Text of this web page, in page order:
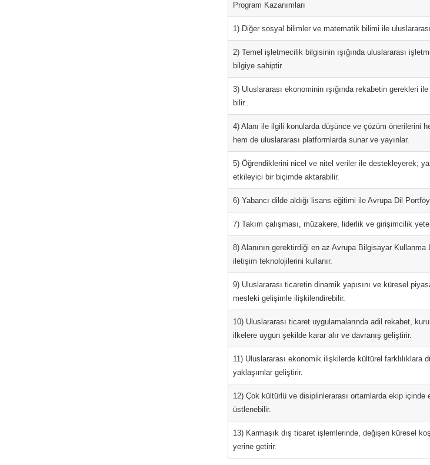
Program Kazanımları
1) Diğer sosyal bilimler ve matematik bilimi ile
2) Temel işletmecilik bilgisinin ışığında uluslararası
bilgiye sahiptir.
3) Uluslararası ekonominin ışığında rekabetin gerekleri
bilir..
4) Alanı ile ilgili konularda düşünce ve çözüm önerilerini
hem de uluslararası platformlarda sunar ve yayınlar.
5) Öğrendiklerini nicel ve nitel veriler ile destekleyerek;
etkileyici bir biçimde aktarabilir.
6) Yabancı dilde aldığı lisans eğitimi ile Avrupa Dil
7) Takım çalışması, müzakere, liderlik ve girişimcilik
8) Alanının gerektirdiği en az Avrupa Bilgisayar
iletişim teknolojilerini kullanır.
9) Uluslararası ticaretin dinamik yapısını ve küresel
mesleki gelişimle ilişkilendirebilir.
10) Uluslararası ticaret uygulamalarında adil rekabet,
ilkelere uygun şekilde karar alır ve davranış geliştirir.
11) Uluslararası ekonomik ilişkilerde kültürel farklılıklara
yaklaşımlar geliştirir.
12) Çok kültürlü ve disiplinlerarası ortamlarda ekip
üstlenebilir.
13) Karmaşık dış ticaret işlemlerinde, değişen küresel
yerine getirir.